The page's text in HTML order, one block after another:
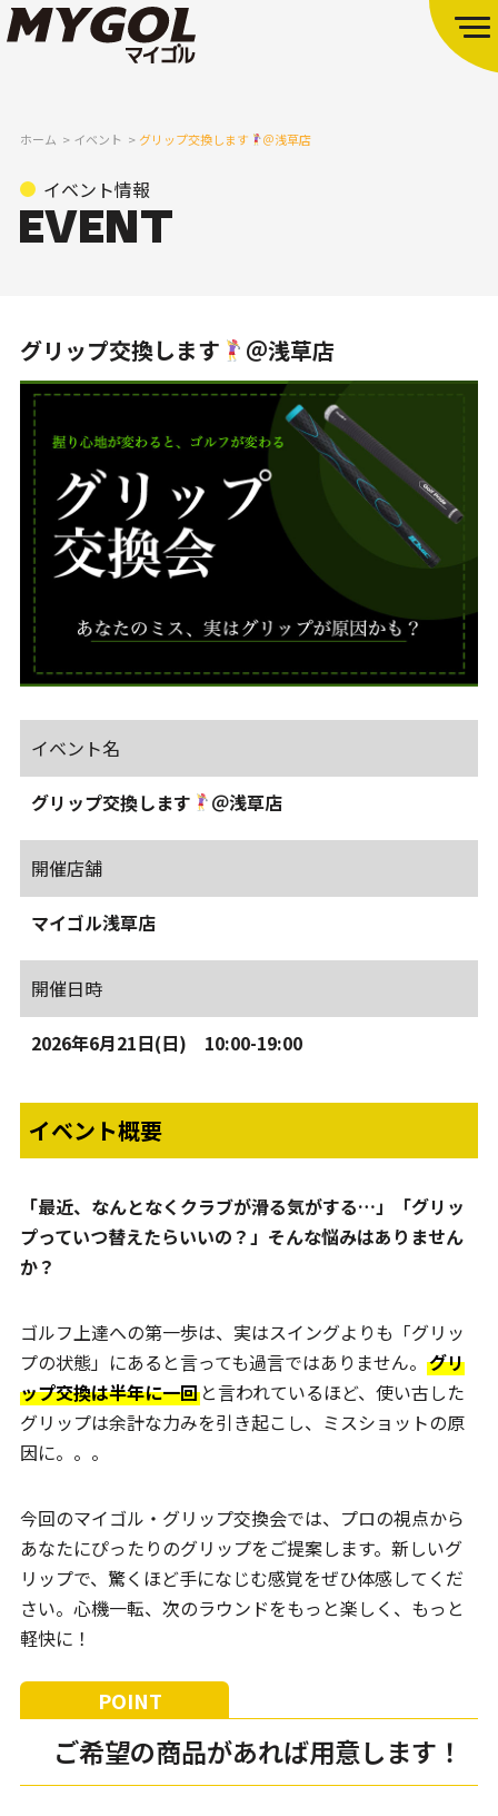
ホーム イベント グリップ交換します ＠浅草店
イベント情報
グリップ交換します ＠浅草店
イベント名
グリップ交換します ＠浅草店
開催店舗
マイゴル浅草店
開催日時
2026年6月21日(日) 10:00-19:00
イベント概要
「最近、なんとなくクラブが滑る気がする…」「グリッ
プっていつ替えたらいいの？」そんな悩みはありません
か？
ゴルフ上達への第一歩は、実はスイングよりも「グリッ
プの状態」にあると言っても過言ではありません。 グリ
ップ交換は半年に一回と言われているほど、使い古した
グリップは余計な力みを引き起こし、ミスショットの原
因に。。。
今回のマイゴル・グリップ交換会では、プロの視点から
あなたにぴったりのグリップをご提案します。新しいグ
リップで、驚くほど手になじむ感覚をぜひ体感してくだ
さい。心機一転、次のラウンドをもっと楽しく、もっと
軽快に！
ご希望の商品があれば用意します！